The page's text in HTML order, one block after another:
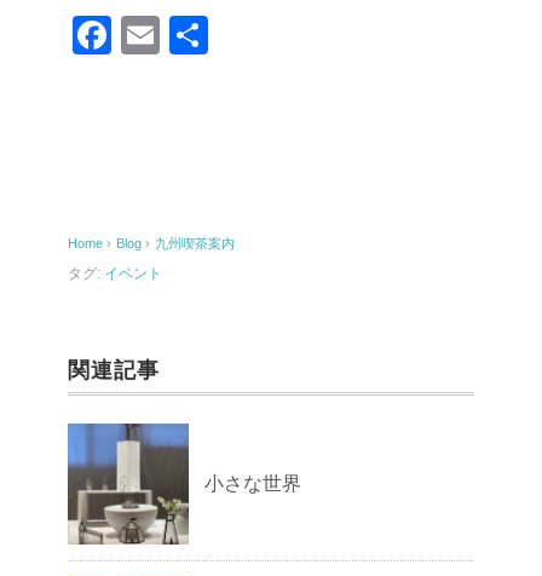
F
o
o
E
Home › Blog › 九州喫茶案内
タグ: イベント
関連記事
小さな世界